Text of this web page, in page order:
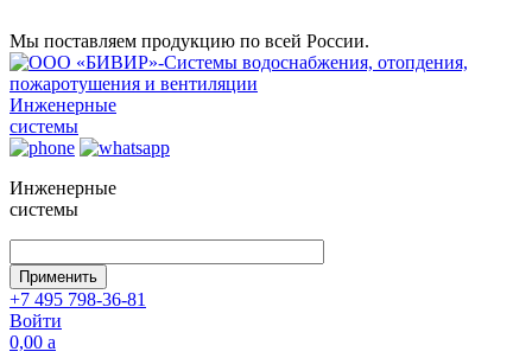
Мы поставляем продукцию по всей России.
Инженерные
системы
Инженерные
системы
+7 495 798-36-81
Войти
0,00 a